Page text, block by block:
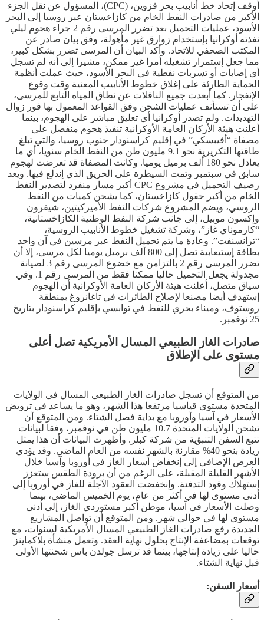
أوقف إتحاد خط أنابيب بحر قزوين، (CPC)، المسؤول عن نقل الجزء
الأكبر من صادرات النفط الخام من كازاخستان عبر روسيا إلى البحر
الأسود، عمليات التحميل بعد تضرر المرسى رقم 2 جراء هجوم ليلي
نفذته أوكرانيا بإستخدام زوارق غير مأهولة، وفق بيان صادر عن
المكتب الصحفي للاتحاد. وأكد البيان أن المرسى تضرر بشكل كبير،
مما جعل إستمرار تشغيله أمرا غير ممكن، مشيرا إلى أنه لم تسجل
أي إصابات أو تسربات نفطية في البحر الأسود، حيث عملت أنظمة
الحماية الطارئة على إغلاق خطوط الأنابيب المعنية وقت وقوع
الإنفجار. كما أبعدت جميع الناقلات عن نطاق المياه التابع للمرسى،
على أن تستأنف عمليات الشحن وفق القواعد المعمول بها فور زوال
التهديدات. ولم تصدر أوكرانيا أي تعليق مباشر على الهجوم، بينما
أعلنت هيئة الأركان العامة الأوكرانية تنفيذ هجوم منفصل على
مصفاة “أفيبسكي” في إقليم كراسنودار جنوب روسيا، والتي تبلغ
طاقتها التكريرية نحو 9.1 مليون طن من النفط الخام سنويا، أي ما
يعادل نحو 180 ألف برميل يوميا. وكانت المصفاة قد تعرضت لهجوم
سابق في سبتمبر وتمت السيطرة على الحريق الذي إندلع فيها. ويعد
رصيف التحميل في مشروع CPC أكبر مسار منفرد لتصدير النفط
الخام من أكبر حقول كازاخستان، كما يشحن كميات من النفط
الروسي، ويضم المشروع شركات النفط الأميركيتين، شيفرون
وإكسون موبيل، إلى جانب شركة النفط الوطنية الكازاخستانية،
“كازموناي غاز”، وشركة تشغيل خطوط الأنابيب الروسية،
“ترانسنفت”. وعادة ما يتم تحميل النفط عبر مرسين في آن واحد
بطاقة إستيعابية تصل إلى 800 ألف برميل يوميا لكل مرسى، إلا أن
تضرر المرسى رقم 2 بالتزامن مع خضوع المرسى رقم 3 لصيانة
مجدولة يجعل التحميل حاليا ممكنا فقط من المرسى رقم 1. وفي
سياق متصل، أعلنت هيئة الأركان العامة الأوكرانية أن الهجوم
إستهدف أيضا مصنعا لإصلاح الطائرات في تاغانروغ بمنطقة
روستوف، وميناء بحري للنفط في توابسي بإقليم كراسنودار بتاريخ
25 نوفمبر.
صادرات الغاز الطبيعي المسال الأمريكية تصل أعلى
مستوى على الإطلاق
من المتوقع أن تسجل صادرات الغاز الطبيعي المسال في الولايات
المتحدة مستوى قياسيا مرتفعا هذا الشهر، وهو ما يساعد في ترويض
الأسعار في آسيا وأوروبا مع بداية فصل الشتاء. ومن المتوقع أن
تشحن الولايات المتحدة 10.7 مليون طن في نوفمبر، وفقا لبيانات
تتبع السفن التنبؤية من شركة كبلر. وأظهرت البيانات أن هذا يمثل
زيادة بنحو 40% مقارنة بالشهر نفسه من العام الماضي. وقد يؤدي
العرض الإضافي إلى إنخفاض أسعار الغاز في أوروبا وآسيا خلال
الأشهر القليلة المقبلة، على الرغم من أن برودة الطقس ستعزز
إستهلاك وقود التدفئة. وإنخفضت العقود الآجلة للغاز في أوروبا إلى
أدنى مستوى لها في أكثر من عام، يوم الخميس الماضي، بينما
وصلت الأسعار في آسيا، موطن أكبر مستوردي الغاز، إلى أدنى
مستوى لها في حوالي شهر. ومن المتوقع أن تواصل المشاريع
الجديدة رفع صادرات الغاز الطبيعي المسال الأمريكية لسنوات، مع
توقعات بمضاعفة الإنتاج بحلول نهاية العقد. وتعمل منشأة بلاكماينز
حاليا على زيادة إنتاجها، بينما قد ترسل جولدن باس شحنتها الأولى
قبل نهاية الشتاء.
أسعار السفن: